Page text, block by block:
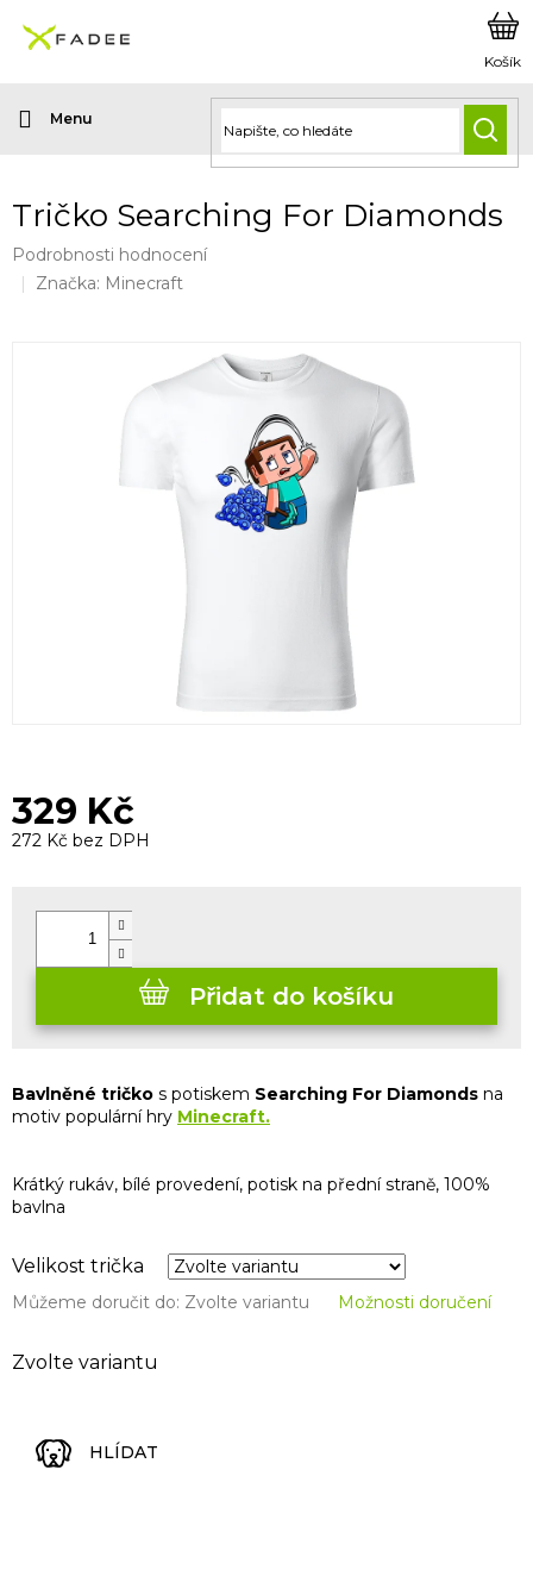
obsah
Tričko Searching For Diamonds
Průměrné
hodnocení
Podrobnosti hodnocení
Značka: Minecraft
329 Kč
272 Kč bez DPH
Zvolte variantu
Velikost trička
Můžeme doručit do: Zvolte variantu Možnosti doručení
Přidat do košíku
Bavlněné tričko s potiskem Searching For Diamonds na
motiv populární hry Minecraft.
Krátký rukáv, bílé provedení, potisk na přední straně, 100%
bavlna
HLÍDAT